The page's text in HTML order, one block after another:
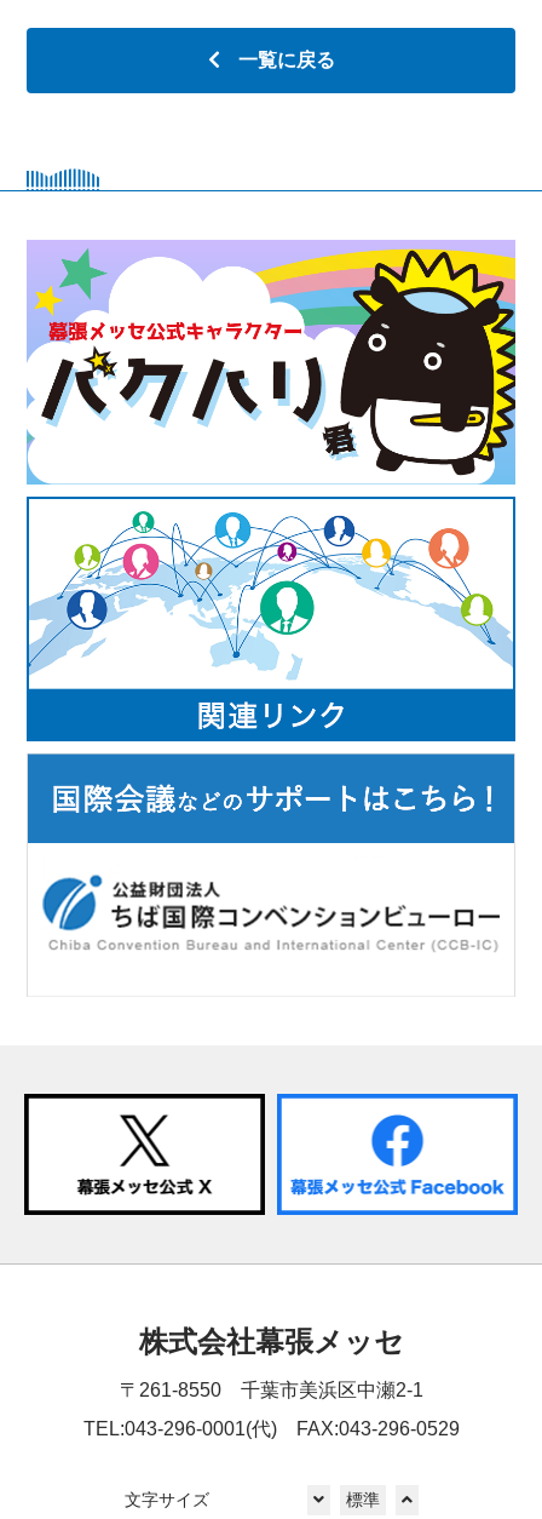
一覧に戻る
株式会社幕張メッセ
〒261-8550 千葉市美浜区中瀬2-1
TEL:043-296-0001(代) FAX:043-296-0529
文字サイズ 標準